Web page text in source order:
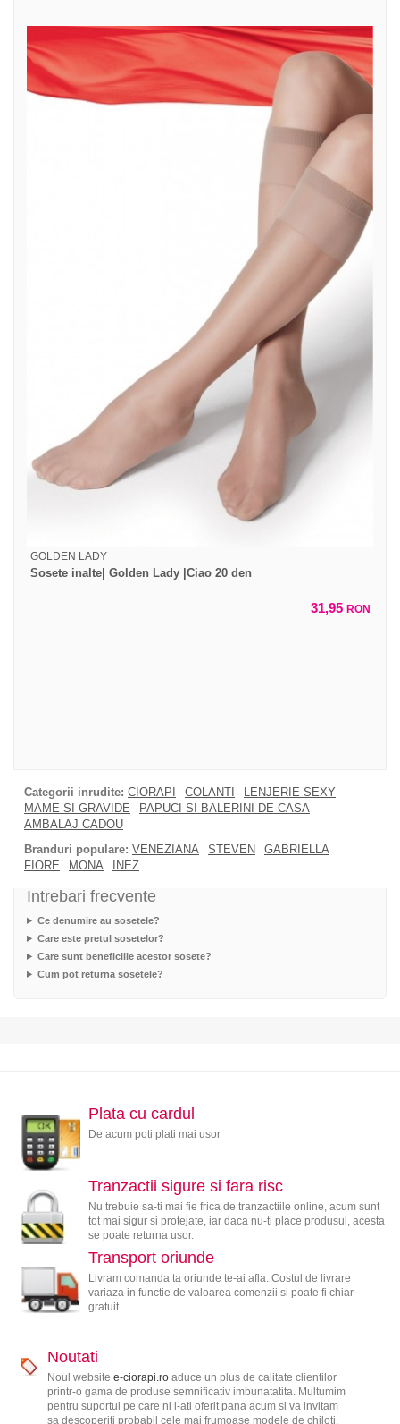
GOLDEN LADY
Sosete inalte| Golden Lady |Ciao 20 den
31,95 RON
Categorii inrudite: CIORAPI COLANTI
LENJERIE SEXY
MAME SI GRAVIDE
PAPUCI SI BALERINI DE CASA
AMBALAJ CADOU
Branduri populare: VENEZIANA STEVEN
GABRIELLA
FIORE
MONA INEZ
Intrebari frecvente
Ce denumire au sosetele?
Care este pretul sosetelor?
Care sunt beneficiile acestor sosete?
Cum pot returna sosetele?
Plata cu cardul
De acum poti plati mai usor
Tranzactii sigure si fara risc
Nu trebuie sa-ti mai fie frica de tranzactiile online, acum sunt
tot mai sigur si protejate, iar daca nu-ti place produsul, acesta
se poate returna usor.
Transport oriunde
Livram comanda ta oriunde te-ai afla. Costul de livrare
variaza in functie de valoarea comenzii si poate fi chiar
gratuit.
Noutati
Noul website e-ciorapi.roaduce un plus de calitate clientilor
printr-o gama de produse semnificativ imbunatatita. Multumim
pentru suportul pe care ni l-ati oferit pana acum si va invitam
sa descoperiti probabil cele mai frumoase modele de chiloti,